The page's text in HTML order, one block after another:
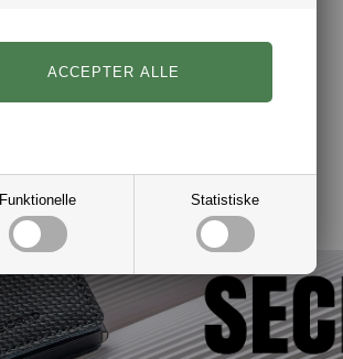
Funktionelle Statistiske
Loke Læder Halskæde "Zeus"